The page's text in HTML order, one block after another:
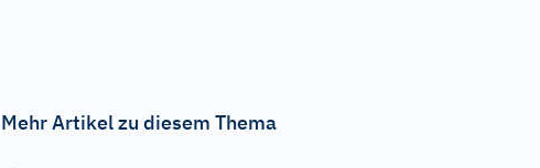
Mehr Artikel zu diesem Thema